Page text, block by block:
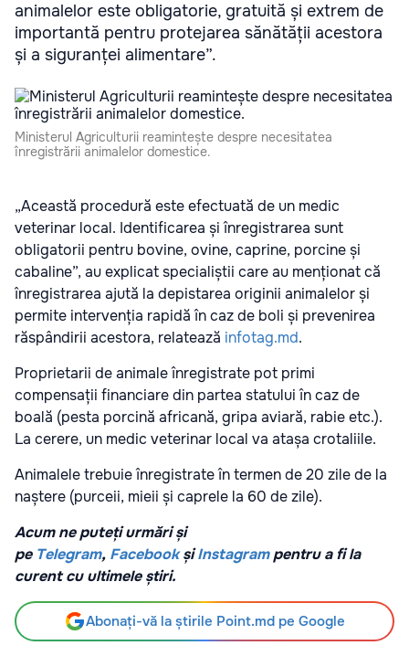
animalelor este obligatorie, gratuită și extrem de
importantă pentru protejarea sănătății acestora
și a siguranței alimentare”.
Ministerul Agriculturii reamintește despre necesitatea
înregistrării animalelor domestice.
„Această procedură este efectuată de un medic
veterinar local. Identificarea și înregistrarea sunt
obligatorii pentru bovine, ovine, caprine, porcine și
cabaline”, au explicat specialiștii care au menționat că
înregistrarea ajută la depistarea originii animalelor și
permite intervenția rapidă în caz de boli și prevenirea
răspândirii acestora, relatează infotag.md.
Proprietarii de animale înregistrate pot primi
compensații financiare din partea statului în caz de
boală (pesta porcină africană, gripa aviară, rabie etc.).
La cerere, un medic veterinar local va atașa crotaliile.
Animalele trebuie înregistrate în termen de 20 zile de la
naștere (purceii, mieii și caprele la 60 de zile).
Acum ne puteți urmări și
pe Telegram, FacebookșiInstagrampentru a fi la
curent cu ultimele știri.
Abonați-vă la știrile Point.md pe Google